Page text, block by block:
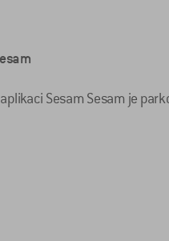
Sesam Sesam je